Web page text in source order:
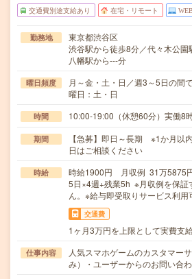
交通費別途支給あり 在宅・リモート
勤務地
東京都渋谷区
渋谷駅から徒歩8分／代々木公
八幡駅から---分
曜日頻度
月～金・土・日／週3～5日の
曜日：土・日
時間 10:00-19:00（休憩60分）実働8
期間
【急募】即日～長期 ※1か月以
日はご相談ください
時給
時給1900円 月収例 31万5875
5日×4週+残業5h ※月収例を保証
ん。※給与即受取りサービス利用
交通費
1ヶ月3万円を上限として実費支
仕事内容
人気スマホゲームのカスタマー
み）・ユーザーからのお問い合